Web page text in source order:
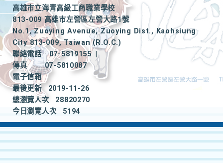
高雄市立海青高級工商職業學校
813-009 高雄市左營區左營大路1號
No.1, Zuoying Avenue, Zuoying Dist., Kaohsiung
City 813-009, Taiwan (R.O.C.)
聯絡電話
07-5819155
|
傳真
07-5810087
電子信箱
最後更新
2019-11-26
總瀏覽人次
28820270
今日瀏覽人次
5194